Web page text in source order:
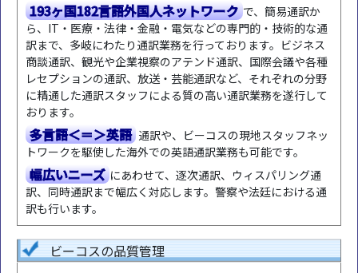
193ヶ国182言語外国人ネットワーク で、簡易通訳か
ら、IT・医療・法律・金融・電気などの専門的・技術的な通
訳まで、多岐にわたり通訳業務を行っております。ビジネス
商談通訳、観光や企業視察のアテンド通訳、国際会議や各種
レセプションの通訳、放送・芸能通訳など、それぞれの分野
に精通した通訳スタッフによる質の高い通訳業務を遂行して
おります。
多言語＜＝＞英語 通訳や、ビーコスの現地スタッフネッ
トワークを駆使した海外での英語通訳業務も可能です。
幅広いニーズ にあわせて、逐次通訳、ウィスパリング通
訳、同時通訳まで幅広く対応します。警察や法廷における通
訳も行います。
ビーコスの品質管理